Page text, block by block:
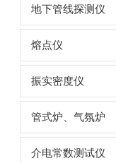
地下管线探测仪
熔点仪
振实密度仪
管式炉、气氛炉
介电常数测试仪